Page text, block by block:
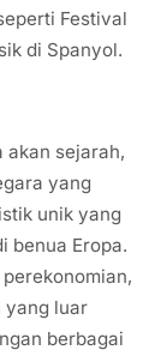
Festival
di Spanyol.
akan sejarah,
yang
unik yang
benua Eropa.
yang luar
berbagai